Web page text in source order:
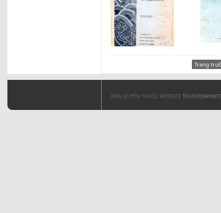
Trang
BẢN QUYỀN THUỘC WEBSITE